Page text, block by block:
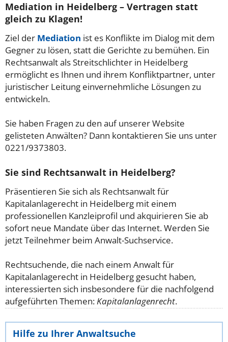
Mediation in Heidelberg – Vertragen statt
gleich zu Klagen!
Ziel der Mediation ist es Konflikte im Dialog mit dem
Gegner zu lösen, statt die Gerichte zu bemühen. Ein
Rechtsanwalt als Streitschlichter in Heidelberg
ermöglicht es Ihnen und ihrem Konfliktpartner, unter
juristischer Leitung einvernehmliche Lösungen zu
entwickeln.
Sie haben Fragen zu den auf unserer Website
gelisteten Anwälten? Dann kontaktieren Sie uns unter
0221/9373803.
Sie sind Rechtsanwalt in Heidelberg?
Präsentieren Sie sich als Rechtsanwalt für
Kapitalanlagerecht in Heidelberg mit einem
professionellen Kanzleiprofil und akquirieren Sie ab
sofort neue Mandate über das Internet. Werden Sie
jetzt Teilnehmer beim Anwalt-Suchservice.
Rechtsuchende, die nach einem Anwalt für
Kapitalanlagerecht in Heidelberg gesucht haben,
interessierten sich insbesondere für die nachfolgend
aufgeführten Themen:Kapitalanlagenrecht.
Hilfe zu Ihrer Anwaltsuche